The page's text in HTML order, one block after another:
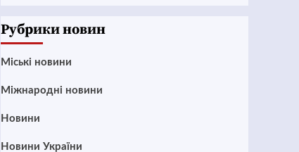
Рубрики новин
Mіські новини
Міжнародні новини
Новини
Новини України